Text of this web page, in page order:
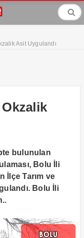
Asit Uygulandı
Okzalik
bulunulan
Bolu İli
İlçe Tarım ve
Bolu İli